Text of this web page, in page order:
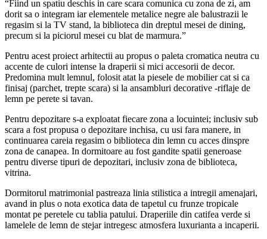
“Fiind un spatiu deschis in care scara comunica cu zona de zi, am
dorit sa o integram iar elementele metalice negre ale balustrazii le
regasim si la TV stand, la biblioteca din dreptul mesei de dining,
precum si la piciorul mesei cu blat de marmura.”
Pentru acest proiect arhitectii au propus o paleta cromatica neutra cu
accente de culori intense la draperii si mici accesorii de decor.
Predomina mult lemnul, folosit atat la piesele de mobilier cat si ca
finisaj (parchet, trepte scara) si la ansambluri decorative -riflaje de
lemn pe perete si tavan.
Pentru depozitare s-a exploatat fiecare zona a locuintei; inclusiv sub
scara a fost propusa o depozitare inchisa, cu usi fara manere, in
continuarea careia regasim o biblioteca din lemn cu acces dinspre
zona de canapea. In dormitoare au fost gandite spatii generoase
pentru diverse tipuri de depozitari, inclusiv zona de biblioteca,
vitrina.
Dormitorul matrimonial pastreaza linia stilistica a intregii amenajari,
avand in plus o nota exotica data de tapetul cu frunze tropicale
montat pe peretele cu tablia patului. Draperiile din catifea verde si
lamelele de lemn de stejar intregesc atmosfera luxurianta a incaperii.